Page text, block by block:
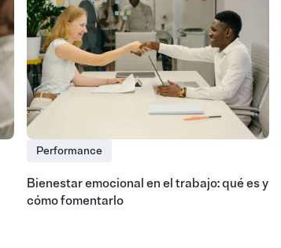
Performance
Bienestar emocional en el trabajo: qué es y
cómo fomentarlo